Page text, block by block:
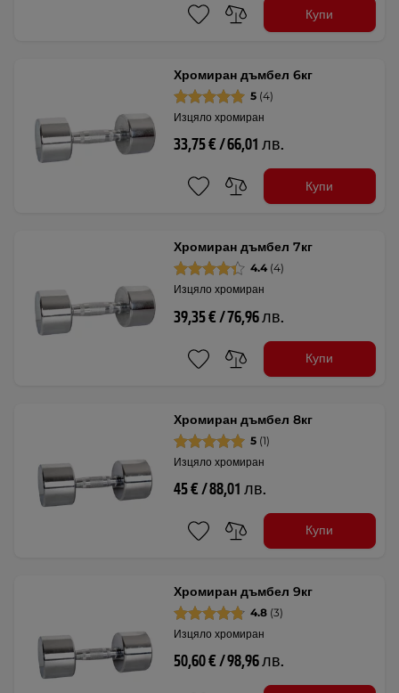
Купи
Хромиран дъмбел 6кг
5 (4)
Изцяло хромиран
33,75 € / 66,01 лв.
Купи
Хромиран дъмбел 7кг
4.4 (4)
Изцяло хромиран
39,35 € / 76,96 лв.
Купи
Хромиран дъмбел 8кг
5 (1)
Изцяло хромиран
45 € / 88,01 лв.
Купи
Хромиран дъмбел 9кг
4.8 (3)
Изцяло хромиран
50,60 € / 98,96 лв.